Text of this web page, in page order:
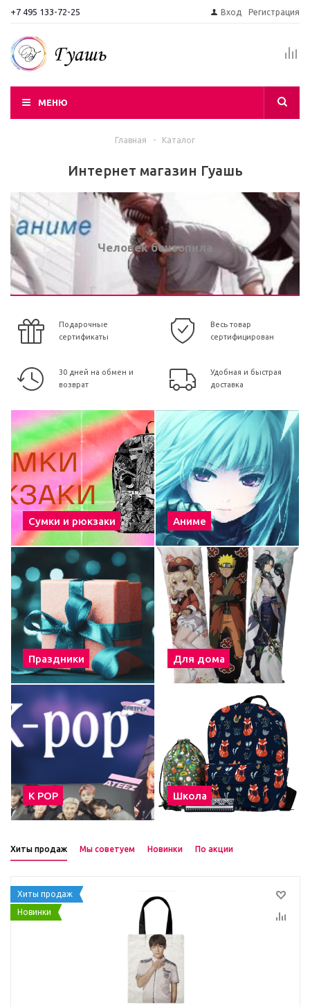
+7 495 133-72-25 Вход Регистрация
МЕНЮ
Главная - Каталог
Интернет магазин Гуашь
Человек бензопила
Подарочные
сертификаты
Весь товар
сертифицирован
30 дней на обмен и
возврат
Удобная и быстрая
доставка
Сумки и рюкзаки Аниме
Праздники Для дома
К POP Школа
Хиты продаж Мы советуем Новинки По акции
Хиты продаж
Новинки